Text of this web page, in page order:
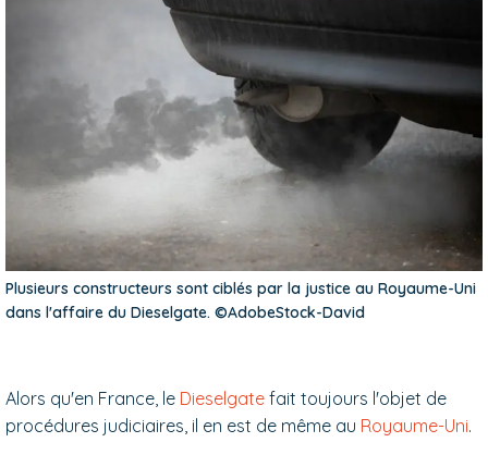
Plusieurs constructeurs sont ciblés par la justice au Royaume-Uni
dans l'affaire du Dieselgate. ©AdobeStock-David
Alors qu'en France, le Dieselgate fait toujours l'objet de
procédures judiciaires, il en est de même au Royaume-Uni.